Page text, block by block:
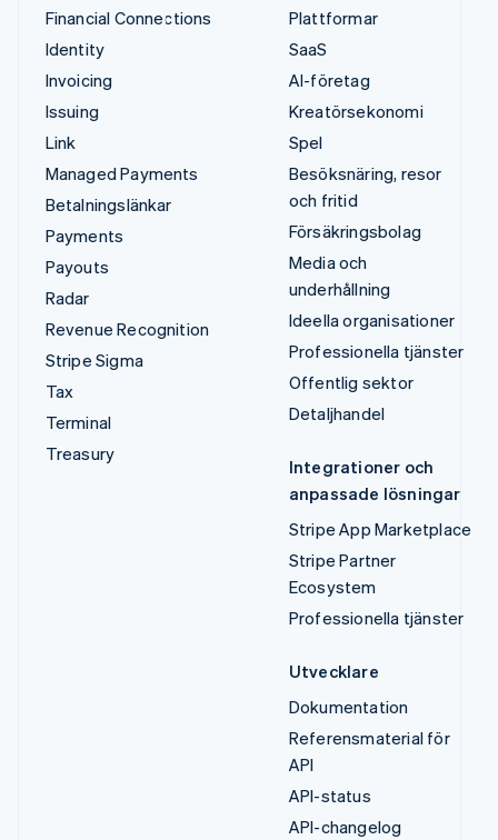
Financial Connections
Identity
Invoicing
Issuing
Link
Managed Payments
Betalningslänkar
Payments
Payouts
Radar
Revenue Recognition
Stripe Sigma
Tax
Terminal
Treasury
Plattformar
SaaS
AI-företag
Kreatörsekonomi
Spel
Besöksnäring, resor
och fritid
Försäkringsbolag
Media och
underhållning
Ideella organisationer
Professionella tjänster
Offentlig sektor
Detaljhandel
Integrationer och
anpassade lösningar
Stripe App Marketplace
Stripe Partner
Ecosystem
Professionella tjänster
Utvecklare
Dokumentation
Referensmaterial för
API
API-status
API-changelog